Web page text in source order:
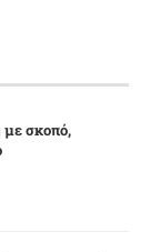
με σκοπό,